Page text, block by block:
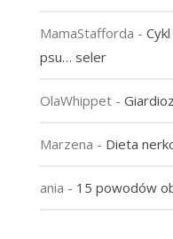
MamaStafforda -
psu… seler
OlaWhippet-
Marzena - Dieta
ania - 15 powodów